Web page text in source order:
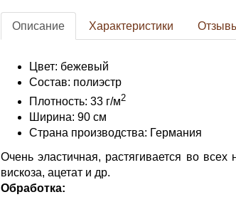
Описание Характеристики
Цвет: бежевый
Состав: полиэстр
Плотность: 33 г/м2
Ширина: 90 см
Страна производства: Германия
Очень эластичная, растягивается во
вискоза, ацетат и др.
Обработка: